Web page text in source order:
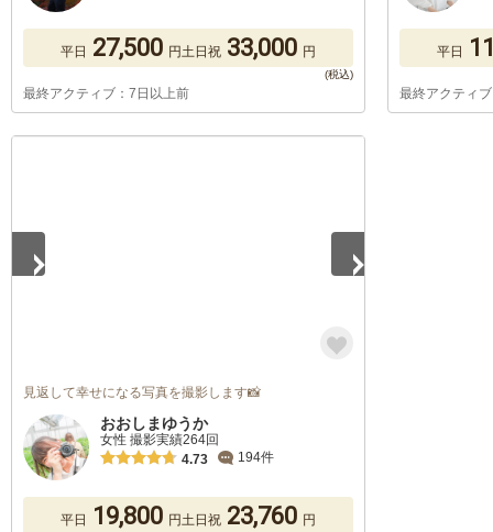
平日 27,500 円土日祝 33,000 円
最終アクティブ：7日以上前
平日
最終アクティ
見返して幸せになる写真を撮影します📸
おおしまゆうか
女性 撮影実績264回
4.73
194件
平日 19,800 円土日祝 23,760 円